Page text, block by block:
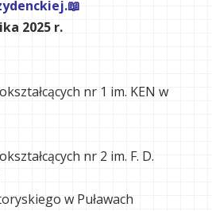
2025 r.
nr 1 im. KEN w
nr 2 im. F. D.
w Puławach